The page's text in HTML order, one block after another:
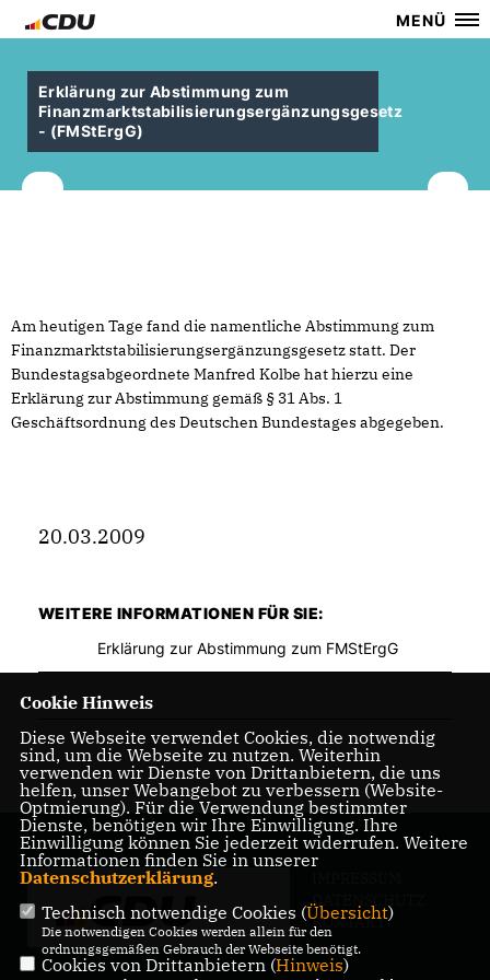
MENÜ
Erklärung zur Abstimmung zum
Finanzmarktstabilisierungsergänzungsgesetz
- (FMStErgG)
Am heutigen Tage fand die namentliche Abstimmung zum
Finanzmarktstabilisierungsergänzungsgesetz statt. Der
Bundestagsabgeordnete Manfred Kolbe hat hierzu eine
Erklärung zur Abstimmung gemäß § 31 Abs. 1
Geschäftsordnung des Deutschen Bundestages abgegeben.
20.03.2009
WEITERE INFORMATIONEN FÜR SIE:
Erklärung zur Abstimmung zum FMStErgG
DATENSCHUTZ
KONTAKT
Cookie Hinweis
Diese Webseite verwendet Cookies, die notwendig
sind, um die Webseite zu nutzen. Weiterhin
verwenden wir Dienste von Drittanbietern, die uns
helfen, unser Webangebot zu verbessern (Website-
Optmierung). Für die Verwendung bestimmter
Dienste, benötigen wir Ihre Einwilligung. Ihre
Einwilligung können Sie jederzeit widerrufen. Weitere
Informationen finden Sie in unserer
Datenschutzerklärung.
Technisch notwendige Cookies (Übersicht)
Die notwendigen Cookies werden allein für den
ordnungsgemäßen Gebrauch der Webseite benötigt.
Cookies von Drittanbietern (Hinweis)